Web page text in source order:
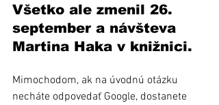
Všetko ale zmenil 26.
september a návšteva
Martina Haka v knižnici.
Mimochodom, ak na úvodnú otázku
necháte odpovedať Google, dostanete